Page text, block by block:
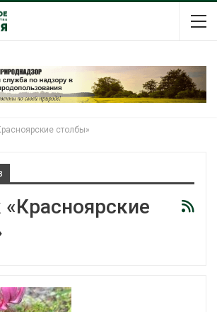
столбы»
«Красноярские